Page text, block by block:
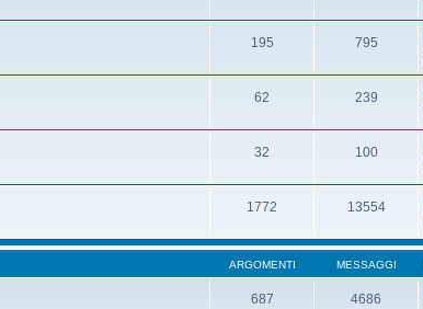
195 795
62 239
32 100
1772 13554
ARGOMENTI MESSAGGI
687 4686